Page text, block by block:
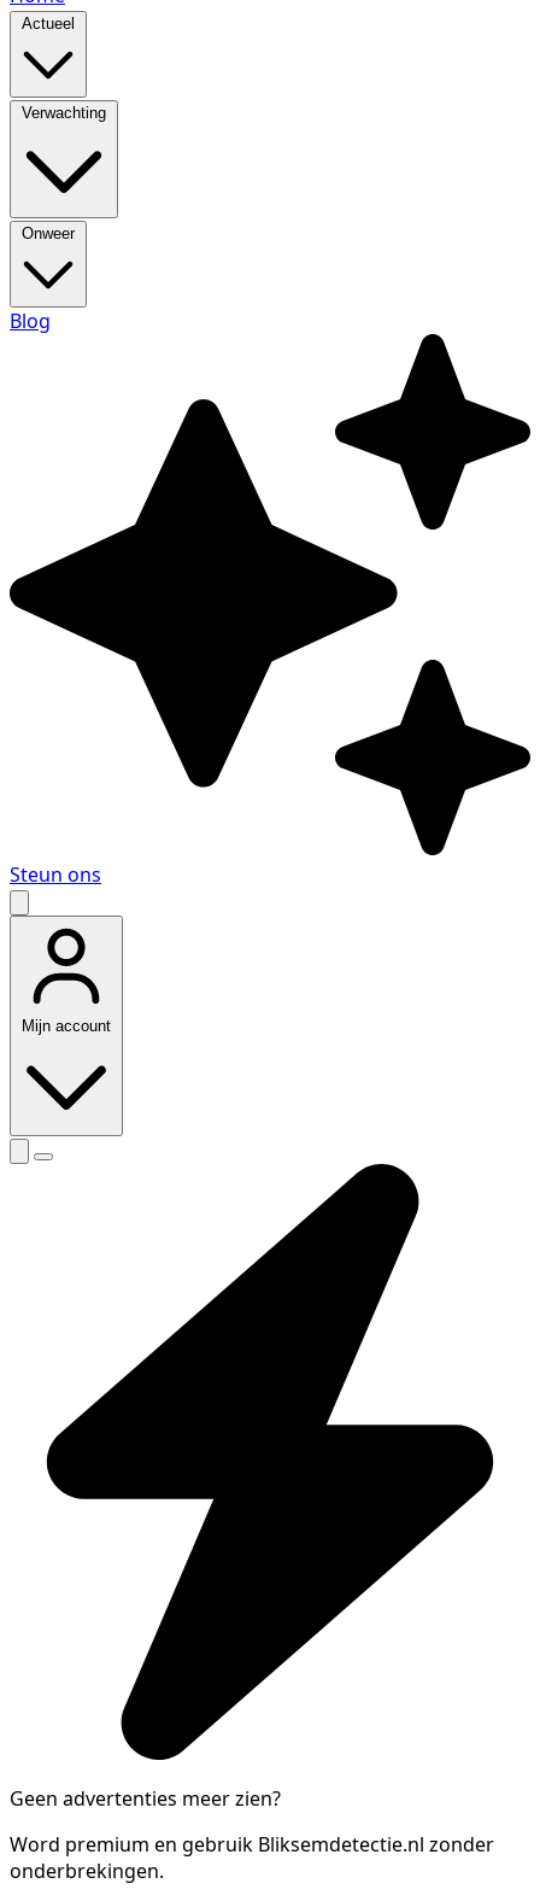
Actueel
Verwachting
Onweer
Blog
Steun ons
Mijn account
Geen advertenties meer zien?
Word premium en gebruik Bliksemdetectie.nl zonder
onderbrekingen.